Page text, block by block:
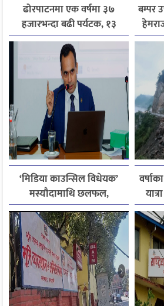
ढोरपाटनमा एक वर्षमा ३७
हजारभन्दा बढी पर्यटक, १३
हजारले बढ्यो आगमन
बम्पर
‘मिडिया काउन्सिल विधेयक’
मस्यौदामाथि छलफल,
एआईदेखि पत्रकारको
लाइसेन्ससम्मका विषयमा
सुझाव